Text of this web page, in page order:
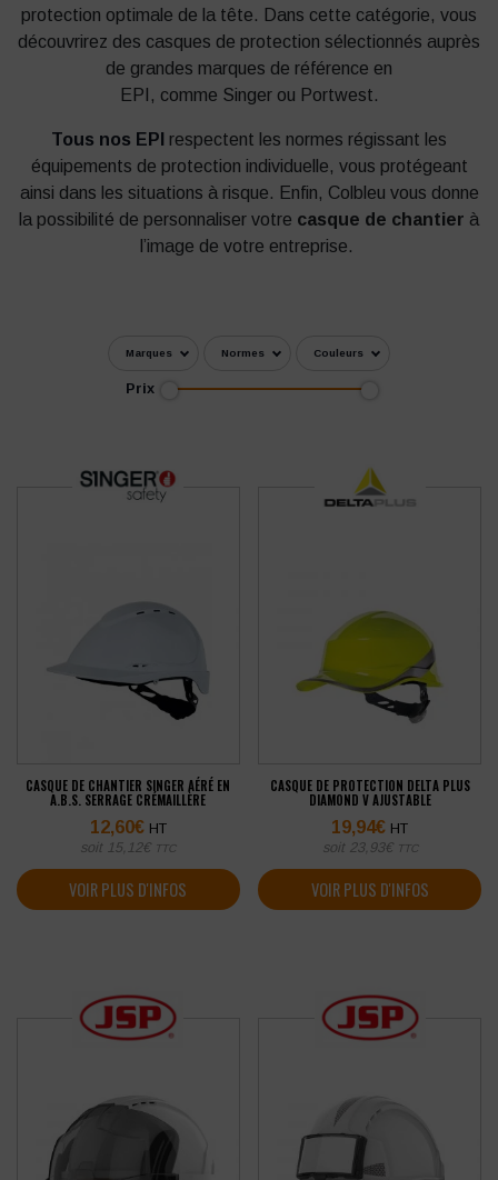
protection optimale de la tête. Dans cette catégorie, vous
découvrirez des casques de protection sélectionnés auprès
de grandes marques de référence en
EPI, comme Singer ou Portwest.
Tous nos EPI respectent les normes régissant les
équipements de protection individuelle, vous protégeant
ainsi dans les situations à risque. Enfin, Colbleu vous donne
la possibilité de personnaliser votre casque de chantier à
l’image de votre entreprise.
Marques Normes Couleurs
Prix
CASQUE DE CHANTIER SINGER AÉRÉ EN
A.B.S. SERRAGE CRÉMAILLÈRE
12,60€ HT
soit 15,12€ TTC
VOIR PLUS D'INFOS
CASQUE DE PROTECTION DELTA PLUS
DIAMOND V AJUSTABLE
19,94€ HT
soit 23,93€ TTC
VOIR PLUS D'INFOS